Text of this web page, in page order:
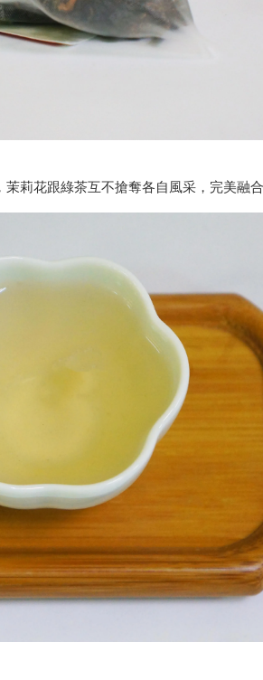
莉花跟綠茶互不搶奪各自風采，完美融合